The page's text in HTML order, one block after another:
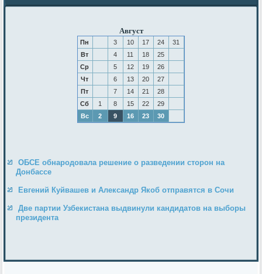
Август
Пн 3 10 17 24
31
Вт
4 11 18
25
Ср
5 12 19
26
Чт
6 13 20
27
Пт
7 14 21
28
Сб
1 8 15 22
29
Вс
2 9 16 23 30
ОБСЕ обнародовала решение о разведении сторон на
Донбассе
Евгений Куйвашев и Александр Якоб отправятся в Сочи
Две партии Узбекистана выдвинули кандидатов на выборы
президента